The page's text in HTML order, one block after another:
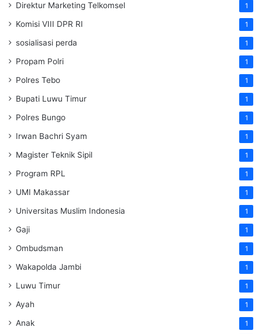
Direktur Marketing Telkomsel 1
Komisi VIII DPR RI 1
sosialisasi perda 1
Propam Polri 1
Polres Tebo 1
Bupati Luwu Timur 1
Polres Bungo 1
Irwan Bachri Syam 1
Magister Teknik Sipil 1
Program RPL 1
UMI Makassar 1
Universitas Muslim Indonesia 1
Gaji 1
Ombudsman 1
Wakapolda Jambi 1
Luwu Timur 1
Ayah 1
Anak 1